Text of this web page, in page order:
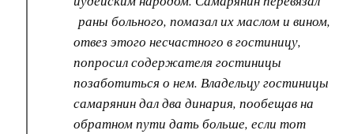
раны больного, помазал их маслом и вином,
отвез этого несчастного в гостиницу,
попросил содержателя гостиницы
позаботиться о нем. Владельцу гостиницы
самарянин дал два динария, пообещав на
обратном пути дать больше, если тот